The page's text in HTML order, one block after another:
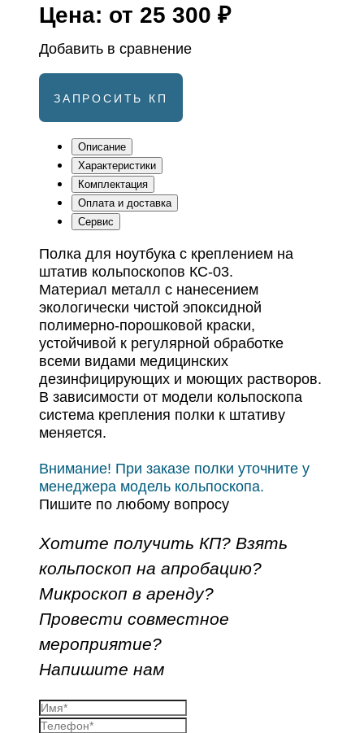
Цена: от 25 300 ₽
Добавить в сравнение
ЗАПРОСИТЬ КП
Описание
Характеристики
Комплектация
Оплата и доставка
Сервис
Полка для ноутбука с креплением на
штатив кольпоскопов КС-03.
Материал металл с нанесением
экологически чистой эпоксидной
полимерно-порошковой краски,
устойчивой к регулярной обработке
всеми видами медицинских
дезинфицирующих и моющих растворов.
В зависимости от модели кольпоскопа
система крепления полки к штативу
меняется.
Внимание! При заказе полки уточните у
менеджера модель кольпоскопа.
Пишите по любому вопросу
Хотите получить КП? Взять
кольпоскоп на апробацию?
Микроскоп в аренду?
Провести совместное
мероприятие?
Напишите нам